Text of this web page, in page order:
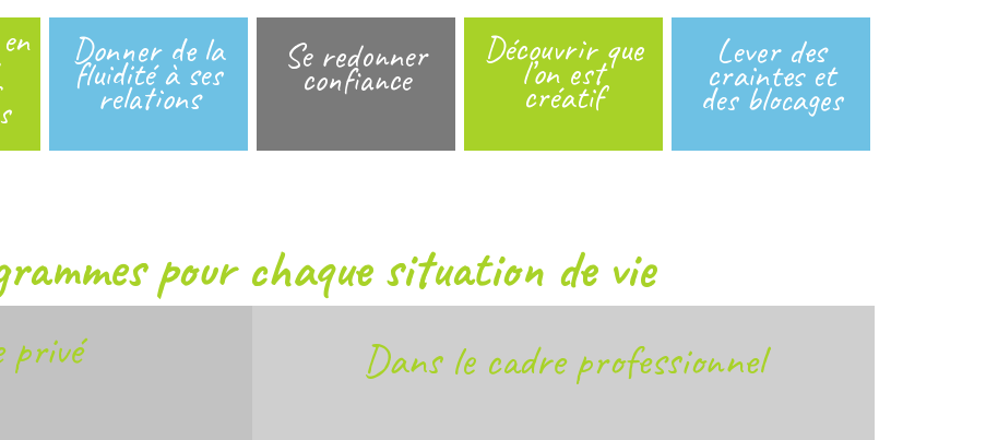
Donner de la
fluidité à ses
relations
Se redonner
confiance
Découvrir que
l’on est
créatif
Lever des
craintes et
des blocages
pour chaque situation de vie
privé Dans le cadre professionnel